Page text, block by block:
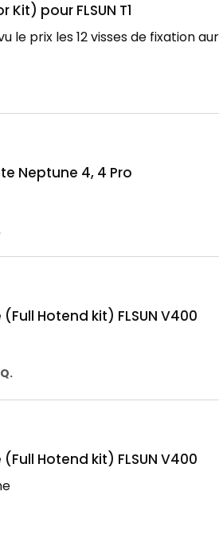
pour FLSUN T1
le prix les 12 visses de fixation
Neptune 4, 4 Pro
Hotend kit) FLSUN V400
Hotend kit) FLSUN V400